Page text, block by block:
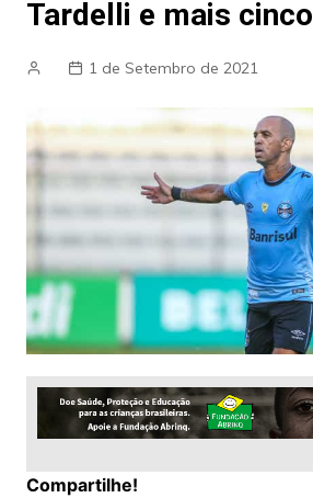
Tardelli e mais cinco
1 de Setembro de 2021
Compartilhe!